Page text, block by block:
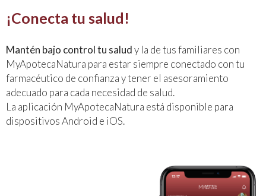
¡Conecta tu salud!
Mantén bajo control tu saludy la de tus familiares con
MyApotecaNatura para estar siempre conectado con tu
farmacéutico de confianza y tener el asesoramiento
adecuado para cada necesidad de salud.
La aplicación MyApotecaNatura está disponible para
dispositivos Android e iOS.